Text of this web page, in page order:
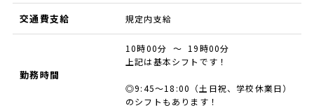
交通費支給 規定内支給
勤務時間
10時00分 ～ 19時00分
上記は基本シフトです！
◎9:45～18:00（土日祝、学校休業日）
のシフトもあります！